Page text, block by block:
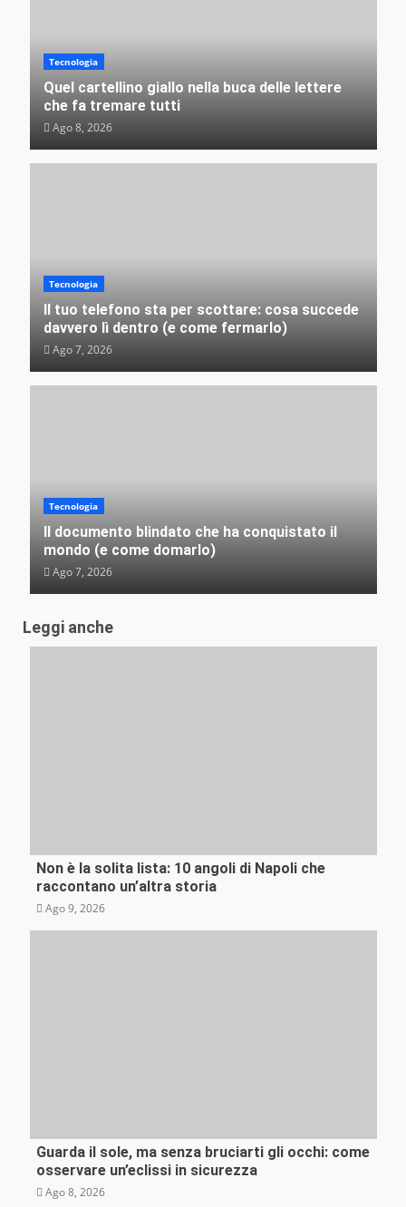
abbandonati?
VEB Ago 3, 2026
assurde mai successe
VEB Lug 31, 2026
Tecnologia
Quel cartellino giallo nella buca delle lettere
che fa tremare tutti
Ago 8, 2026
Tecnologia
Il tuo telefono sta per scottare: cosa succede
davvero lì dentro (e come fermarlo)
Ago 7, 2026
Tecnologia
Il documento blindato che ha conquistato il
mondo (e come domarlo)
Ago 7, 2026
Leggi anche
Curiosità
Non è la solita lista: 10 angoli di Napoli che
raccontano un’altra storia
Ago 9, 2026
Tecnologia
Guarda il sole, ma senza bruciarti gli occhi: come
osservare un’eclissi in sicurezza
Ago 8, 2026